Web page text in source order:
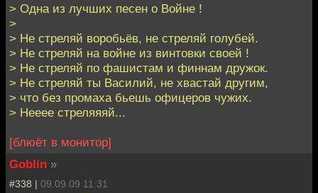
> Одна из лучших песен о Войне !
>
> Не стреляй воробьёв, не стреляй голубей.
> Не стреляй на войне из винтовки своей !
> Не стреляй по фашистам и финнам дружок.
> Не стреляй ты Василий, не хвастай другим,
> что без промаха бьешь офицеров чужих.
> Нееее стреляяяй...
[блюёт в монитор]
Goblin »
#338 | 09.09.09 11:31